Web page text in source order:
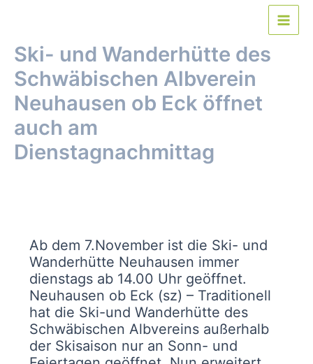
Main
Ski- und Wanderhütte des
Schwäbischen Albverein
Neuhausen ob Eck öffnet
auch am
Dienstagnachmittag
Ab dem 7.November ist die Ski- und
Wanderhütte Neuhausen immer
dienstags ab 14.00 Uhr geöffnet.
Neuhausen ob Eck (sz) – Traditionell
hat die Ski-und Wanderhütte des
Schwäbischen Albvereins außerhalb
der Skisaison nur an Sonn- und